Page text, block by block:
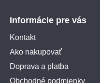
Informácie pre vás
Kontakt
Ako nakupovať
Doprava a platba
Obchodné podmienky